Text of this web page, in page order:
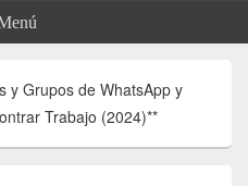
y Grupos de WhatsApp y
Trabajo (2024)**